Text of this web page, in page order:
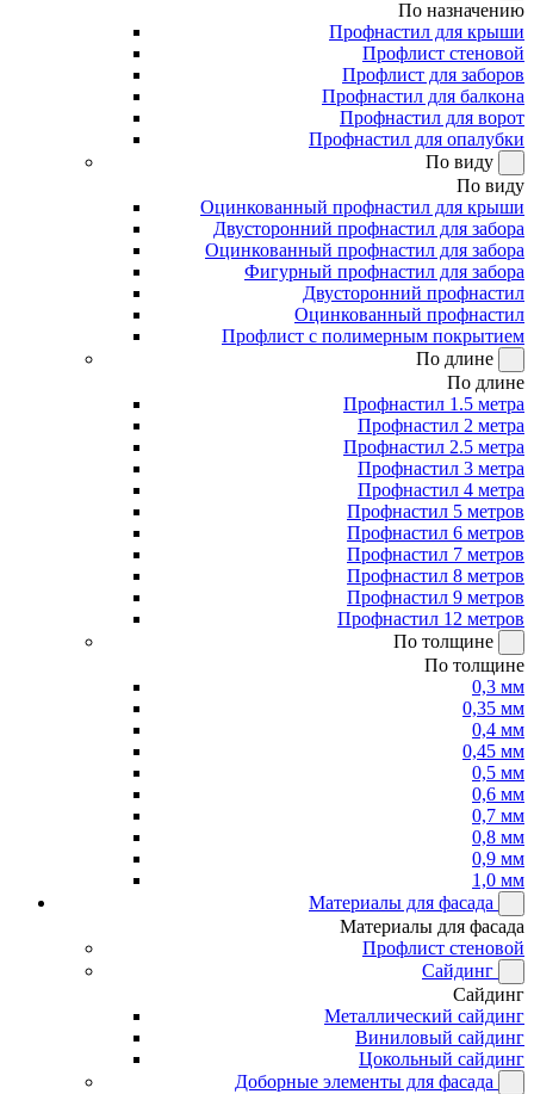
По назначению
Профнастил для крыши
Профлист стеновой
Профлист для заборов
Профнастил для балкона
Профнастил для ворот
Профнастил для опалубки
По виду
По виду
Оцинкованный профнастил для крыши
Двусторонний профнастил для забора
Оцинкованный профнастил для забора
Фигурный профнастил для забора
Двусторонний профнастил
Оцинкованный профнастил
Профлист с полимерным покрытием
По длине
По длине
Профнастил 1.5 метра
Профнастил 2 метра
Профнастил 2.5 метра
Профнастил 3 метра
Профнастил 4 метра
Профнастил 5 метров
Профнастил 6 метров
Профнастил 7 метров
Профнастил 8 метров
Профнастил 9 метров
Профнастил 12 метров
По толщине
По толщине
0,3 мм
0,35 мм
0,4 мм
0,45 мм
0,5 мм
0,6 мм
0,7 мм
0,8 мм
0,9 мм
1,0 мм
Материалы для фасада
Материалы для фасада
Профлист стеновой
Сайдинг
Сайдинг
Металлический сайдинг
Виниловый сайдинг
Цокольный сайдинг
Доборные элементы для фасада